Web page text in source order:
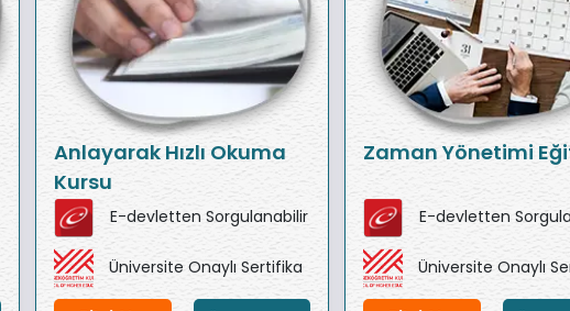
Anlayarak Hızlı Okuma
Kursu
E-devletten Sorgulanabilir
Üniversite Onaylı Sertifika
Zaman Yönetimi
E-devletten
Üniversite Onaylı